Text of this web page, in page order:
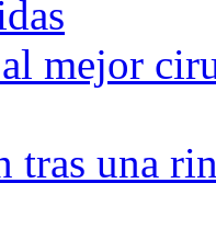
mejor
tras una